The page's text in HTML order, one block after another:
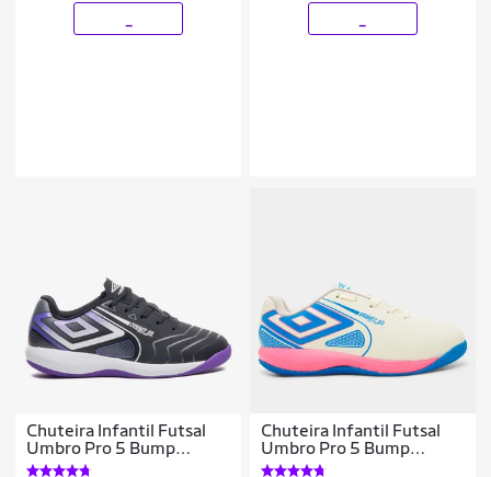
Chuteira Infantil Futsal
Umbro Pro 5 Bump
Unissex
Chuteira Infantil Futsal
Umbro Pro 5 Bump
Unissex